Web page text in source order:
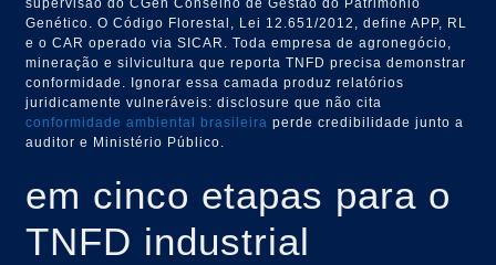
supervisão do CGen Conselho de Gestão do Patrimônio
Genético. O Código Florestal, Lei 12.651/2012, define APP, RL
e o CAR operado via SICAR. Toda empresa de agronegócio,
mineração e silvicultura que reporta TNFD precisa demonstrar
conformidade. Ignorar essa camada produz relatórios
juridicamente vulneráveis: disclosure que não cita
conformidade ambiental brasileira perde credibilidade junto a
auditor e Ministério Público.
em cinco etapas para o
TNFD industrial